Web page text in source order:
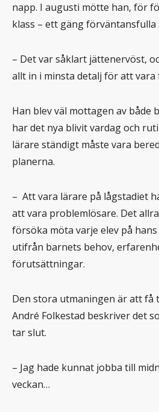
napp. I augusti mötte han, för
klass – ett gäng
– Det var såklart jättenervöst,
allt in i minsta detalj för att vara
Han blev väl mottagen av både
har det nya blivit vardag och
lärare ständigt måste vara
planerna.
– Att vara lärare på lågstadiet
att vara problemlösare. Det
försöka möta varje elev på
utifrån barnets behov,
förutsättningar.
Den stora utmaningen är att få
André Folkestad beskriver det
tar slut.
– Jag hade kunnat jobba till
veckan…